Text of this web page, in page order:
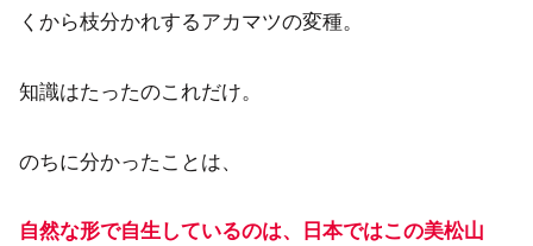
くから枝分かれするアカマツの変種。
知識はたったのこれだけ。
のちに分かったことは、
自然な形で自生しているのは、日本ではこの美松山